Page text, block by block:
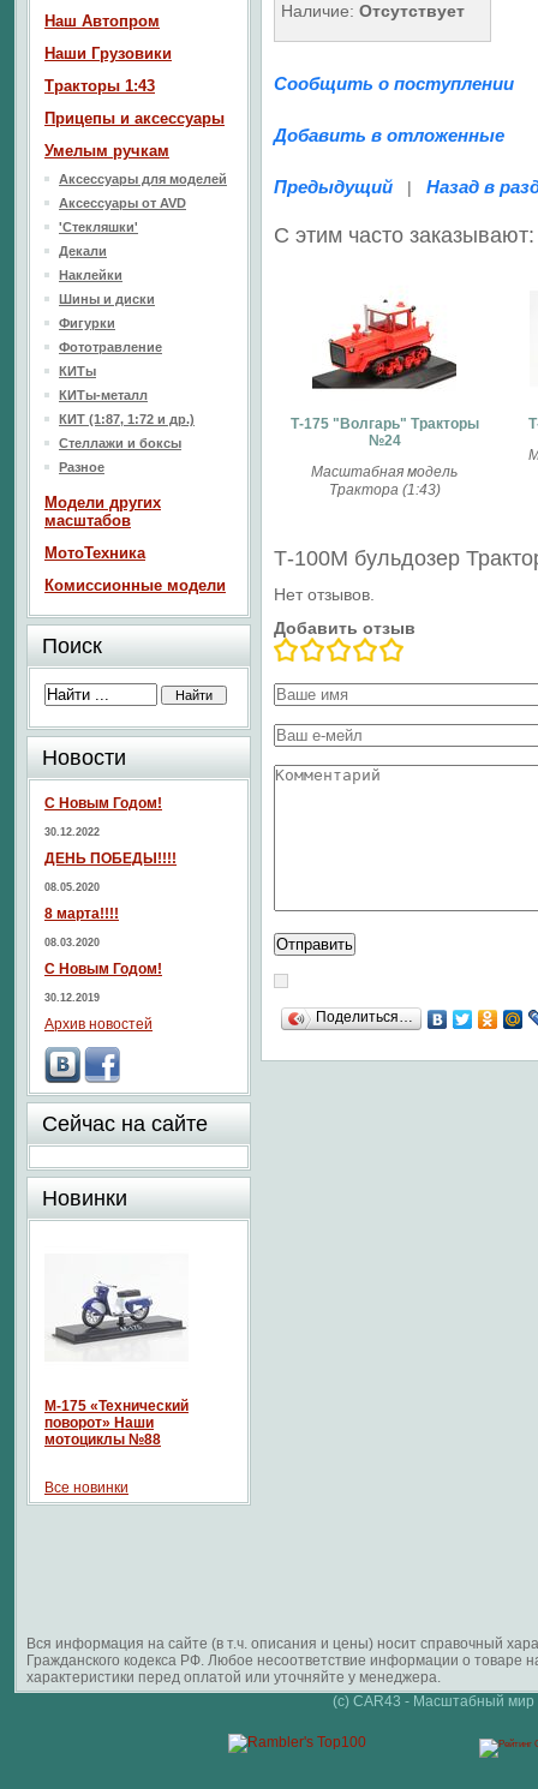
Наличие: Отсутствует
Сообщить о поступлении
Добавить в отложенные
Предыдущий | Назад в
С этим часто заказывают:
Т-175 "Волгарь" Тракторы
№24
Масштабная модель
Трактора (1:43)
Т-100М бульдозер
Нет отзывов.
Добавить отзыв
Поделиться…
Наш Aвтопром
Наши Грузовики
Тракторы 1:43
Прицепы и аксессуары
Умелым ручкам
Аксессуары для моделей
Аксессуары от AVD
'Стекляшки'
Декали
Наклейки
Шины и диски
Фигурки
Фототравление
КИТы
КИТы-металл
КИТ (1:87, 1:72 и др.)
Стеллажи и боксы
Разное
Модели других
масштабов
МотоТехника
Комиссионные модели
Поиск
Новости
С Новым Годом!
30.12.2022
ДЕНЬ ПОБЕДЫ!!!!
08.05.2020
8 марта!!!!
08.03.2020
С Новым Годом!
30.12.2019
Архив новостей
Сейчас на сайте
Новинки
М-175 «Технический
поворот» Наши
мотоциклы №88
Все новинки
Вся информация на сайте (в т.ч. описания и цены) носит справочный
Гражданского кодекса РФ. Любое несоответствие информации о
характеристики перед оплатой или уточняйте у менеджера.
(c) CAR43 - Масштабный мир